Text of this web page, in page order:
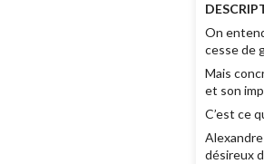
On
cesse de
Mais
et son
C’est ce
désireux